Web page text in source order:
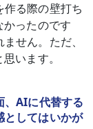
る際の壁打ち
ったのです
せん。ただ、
います。
、AIに代替する
としてはいかが